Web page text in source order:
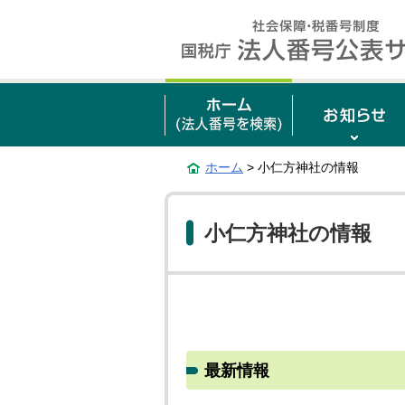
ホーム > 小仁方神社の情報
小仁方神社の情報
最新情報